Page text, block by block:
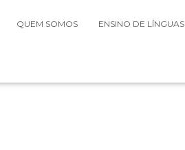
QUEM SOMOS ENSINO DE LÍNGUAS